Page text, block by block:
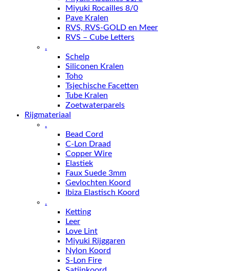
Miyuki Rocailles 8/0
Pave Kralen
RVS, RVS-GOLD en Meer
RVS – Cube Letters
.
Schelp
Siliconen Kralen
Toho
Tsjechische Facetten
Tube Kralen
Zoetwaterparels
Rijgmateriaal
.
Bead Cord
C-Lon Draad
Copper Wire
Elastiek
Faux Suede 3mm
Gevlochten Koord
Ibiza Elastisch Koord
.
Ketting
Leer
Love Lint
Miyuki Rijggaren
Nylon Koord
S-Lon Fire